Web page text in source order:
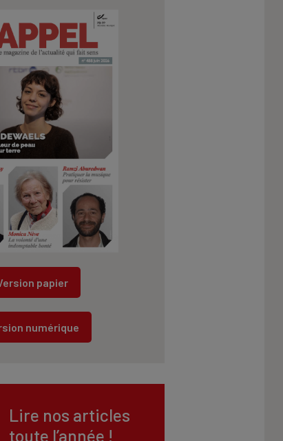
papier
numérique
Lire nos articles
toute l’année !